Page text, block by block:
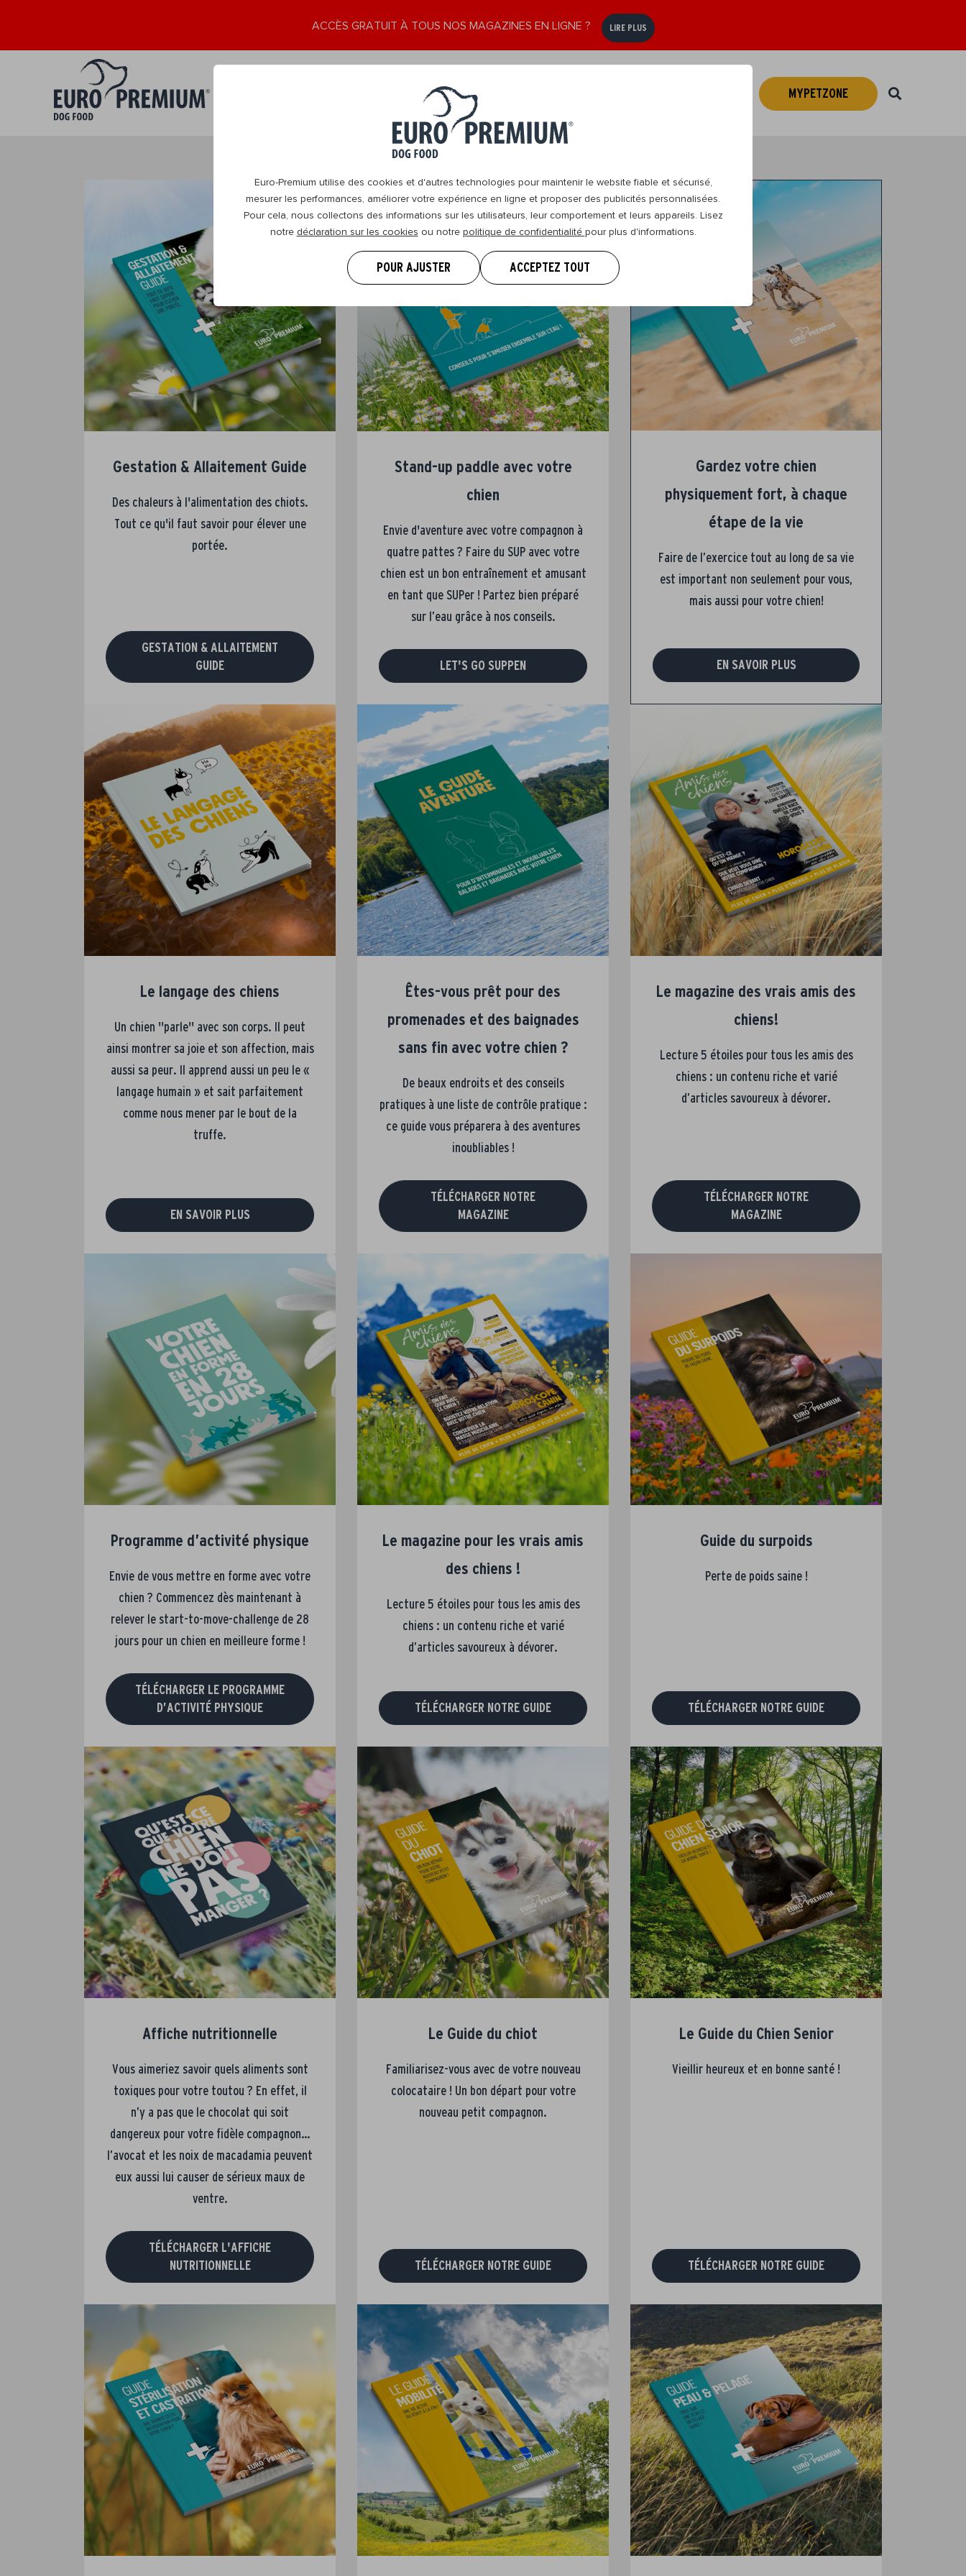
Euro-Premium utilise des cookies et d'autres technologies pour maintenir le website fiable et sécurisé,
mesurer les performances, améliorer votre expérience en ligne et proposer des publicités personnalisées.
Pour cela, nous collectons des informations sur les utilisateurs, leur comportement et leurs appareils. Lisez
notre déclaration sur les cookies ou notre politique de confidentialité pour plus d'informations.
POUR AJUSTER ACCEPTEZ TOUT
ACCÈS GRATUIT À TOUS NOS MAGAZINES EN LIGNE ? LIRE PLUS
DogBlog MYPETZONE
Gestation & Allaitement Guide
Des chaleurs à l'alimentation des chiots.
Tout ce qu'il faut savoir pour élever une
portée.
GESTATION & ALLAITEMENT
GUIDE
Stand-up paddle avec votre
chien
Envie d'aventure avec votre compagnon à
quatre pattes ? Faire du SUP avec votre
chien est un bon entraînement et amusant
en tant que SUPer ! Partez bien préparé
sur l’eau grâce à nos conseils.
LET'S GO SUPPEN
Gardez votre chien
physiquement fort, à chaque
étape de la vie
Faire de l’exercice tout au long de sa vie
est important non seulement pour vous,
mais aussi pour votre chien!
EN SAVOIR PLUS
Le langage des chiens
Un chien ''parle'' avec son corps. Il peut
ainsi montrer sa joie et son affection, mais
aussi sa peur. Il apprend aussi un peu le «
langage humain » et sait parfaitement
comme nous mener par le bout de la
truffe.
EN SAVOIR PLUS
Êtes-vous prêt pour des
promenades et des baignades
sans fin avec votre chien ?
De beaux endroits et des conseils
pratiques à une liste de contrôle pratique :
ce guide vous préparera à des aventures
inoubliables !
TÉLÉCHARGER NOTRE
MAGAZINE
Le magazine des vrais amis des
chiens!
Lecture 5 étoiles pour tous les amis des
chiens : un contenu riche et varié
d’articles savoureux à dévorer.
TÉLÉCHARGER NOTRE
MAGAZINE
Programme d’activité physique
Envie de vous mettre en forme avec votre
chien ? Commencez dès maintenant à
relever le start-to-move-challenge de 28
jours pour un chien en meilleure forme !
TÉLÉCHARGER LE PROGRAMME
D’ACTIVITÉ PHYSIQUE
Le magazine pour les vrais amis
des chiens !
Lecture 5 étoiles pour tous les amis des
chiens : un contenu riche et varié
d’articles savoureux à dévorer.
TÉLÉCHARGER NOTRE GUIDE
Guide du surpoids
Perte de poids saine !
TÉLÉCHARGER NOTRE GUIDE
Affiche nutritionnelle
Vous aimeriez savoir quels aliments sont
toxiques pour votre toutou ? En effet, il
n’y a pas que le chocolat qui soit
dangereux pour votre fidèle compagnon…
l’avocat et les noix de macadamia peuvent
eux aussi lui causer de sérieux maux de
ventre.
TÉLÉCHARGER L'AFFICHE
NUTRITIONNELLE
Le Guide du chiot
Familiarisez-vous avec de votre nouveau
colocataire ! Un bon départ pour votre
nouveau petit compagnon.
TÉLÉCHARGER NOTRE GUIDE
Le Guide du Chien Senior
Vieillir heureux et en bonne santé !
TÉLÉCHARGER NOTRE GUIDE